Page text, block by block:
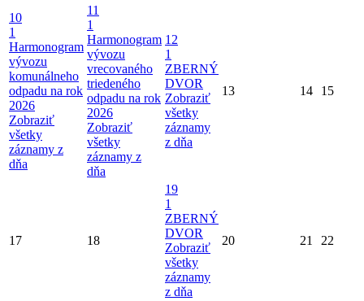
10
1
Harmonogram
vývozu
komunálneho
odpadu na rok
2026
Zobraziť
všetky
záznamy z
dňa
11
1
Harmonogram
vývozu
vrecovaného
triedeného
odpadu na rok
2026
Zobraziť
všetky
záznamy z
dňa
12
1
ZBERNÝ
DVOR
Zobraziť
všetky
záznamy
z dňa
13 14 15
17 18
19
1
ZBERNÝ
DVOR
Zobraziť
všetky
záznamy
z dňa
20 21 22